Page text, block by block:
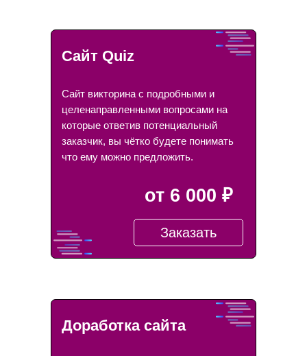
Сайт Quiz
Сайт викторина с подробными и
целенаправленными вопросами на
которые ответив потенциальный
заказчик, вы чётко будете понимать
что ему можно предложить.
от 6 000 ₽
Заказать
Доработка сайта